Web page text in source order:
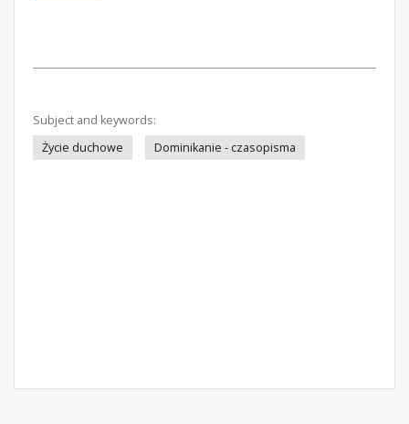
Subject and keywords:
Życie duchowe
Dominikanie - czasopisma